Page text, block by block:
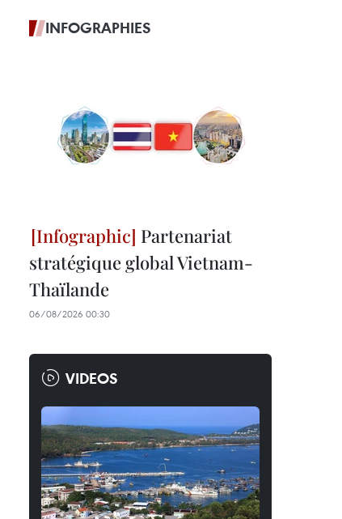
INFOGRAPHIES
Partenariat
stratégique global Vietnam-
Thaïlande
06/08/2026 00:30
VIDEOS